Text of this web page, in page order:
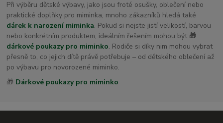
Při výběru dětské výbavy, jako jsou froté osušky, oblečení nebo
praktické doplňky pro miminka, mnoho zákazníků hledá také
dárek k narození miminka. Pokud si nejste jistí velikostí, barvou
nebo konkrétním produktem, ideálním řešením mohou být 🎁
dárkové poukazy pro miminko. Rodiče si díky nim mohou vybrat
přesně to, co jejich dítě právě potřebuje – od dětského oblečení až
po výbavu pro novorozené miminko.
🎁 Dárkové poukazy pro miminko